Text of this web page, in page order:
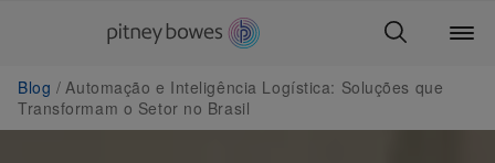
Blog
Automação e Inteligência Logística: Soluções que
Transformam o Setor no Brasil